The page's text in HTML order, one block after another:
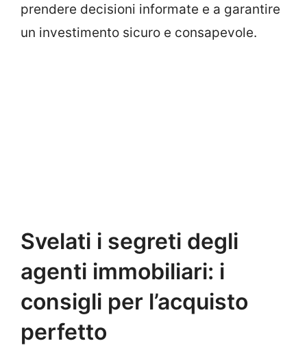
prendere decisioni informate e a garantire
un investimento sicuro e consapevole.
Svelati i segreti degli
agenti immobiliari: i
consigli per l’acquisto
perfetto